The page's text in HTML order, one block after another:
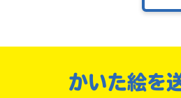
かいた絵を